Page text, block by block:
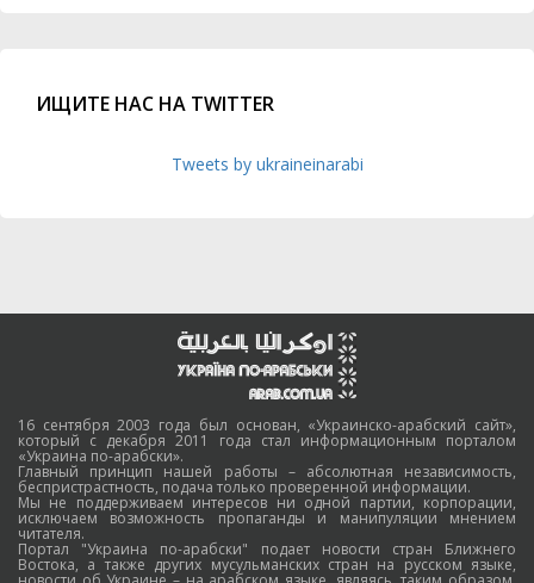
ИЩИТЕ НАС НА TWITTER
Tweets by ukraineinarabi
16 сентября 2003 года был основан, «Украинско-арабский сайт»,
который с декабря 2011 года стал информационным порталом
«Украина по-арабски».
Главный принцип нашей работы – абсолютная независимость,
беспристрастность, подача только проверенной информации.
Мы не поддерживаем интересов ни одной партии, корпорации,
исключаем возможность пропаганды и манипуляции мнением
читателя.
Портал "Украина по-арабски" подает новости стран Ближнего
Востока, а также других мусульманских стран на русском языке,